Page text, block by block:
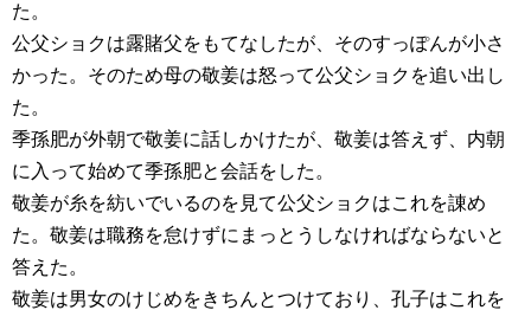
た。
公父ショクは露賭父をもてなしたが、そのすっぽんが小さ
かった。そのため母の敬姜は怒って公父ショクを追い出し
た。
季孫肥が外朝で敬姜に話しかけたが、敬姜は答えず、内朝
に入って始めて季孫肥と会話をした。
敬姜が糸を紡いでいるのを見て公父ショクはこれを諌め
た。敬姜は職務を怠けずにまっとうしなければならないと
答えた。
敬姜は男女のけじめをきちんとつけており、孔子はこれを